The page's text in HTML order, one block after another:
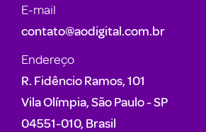
E-mail
contato@aodigital.com.br
Endereço
R. Fidêncio Ramos, 101
Vila Olímpia, São Paulo - SP
04551-010, Brasil